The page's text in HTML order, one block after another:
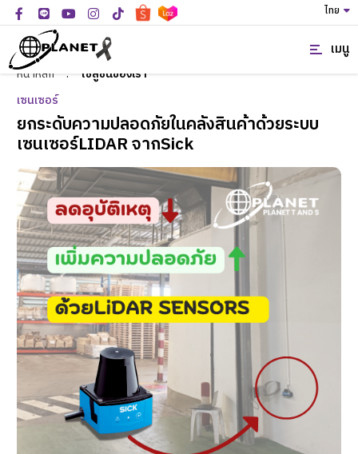
ไทย
เมนู
หน้าหลัก :
โซลูชั่นของเรา
เซนเซอร์
ยกระดับความปลอดภัยในคลังสินค้าด้วยระบบ
เซนเซอร์LIDAR จากSick